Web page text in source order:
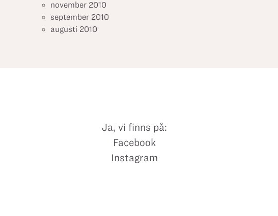
november 2010
september 2010
augusti 2010
Ja, vi finns på:
Facebook
Instagram